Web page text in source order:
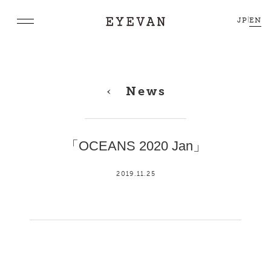
JP |EN
News
「OCEANS 2020 Jan」
2019.11.25